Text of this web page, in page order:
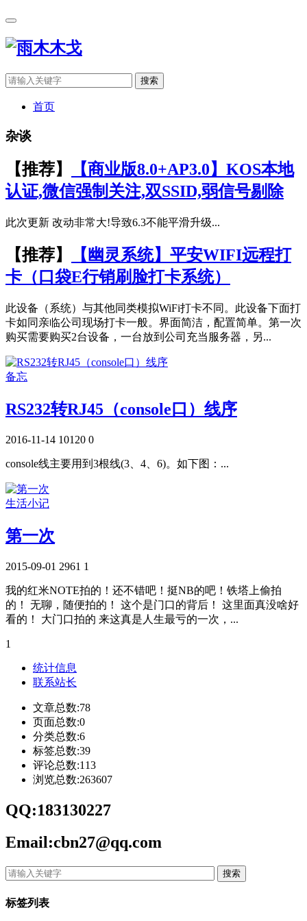
搜索
首页
杂谈
【推荐】
【商业版8.0+AP3.0】KOS本地
认证,微信强制关注,双SSID,弱信号剔除
此次更新 改动非常大!导致6.3不能平滑升级...
【推荐】
【幽灵系统】平安WIFI远程打
卡（口袋E行销刷脸打卡系统）
此设备（系统）与其他同类模拟WiFi打卡不同。此设备下面打
卡如同亲临公司现场打卡一般。界面简洁，配置简单。第一次
购买需要购买2台设备，一台放到公司充当服务器，另...
备忘
RS232转RJ45（console口）线序
2016-11-14 10120 0
console线主要用到3根线(3、4、6)。如下图：...
生活小记
第一次
2015-09-01 2961 1
我的红米NOTE拍的！还不错吧！挺NB的吧！铁塔上偷拍
的！ 无聊，随便拍的！ 这个是门口的背后！ 这里面真没啥好
看的！ 大门口拍的 来这真是人生最亏的一次，...
1
统计信息
联系站长
文章总数:78
页面总数:0
分类总数:6
标签总数:39
评论总数:113
浏览总数:263607
QQ:183130227
Email:cbn27@qq.com
搜索
标签列表